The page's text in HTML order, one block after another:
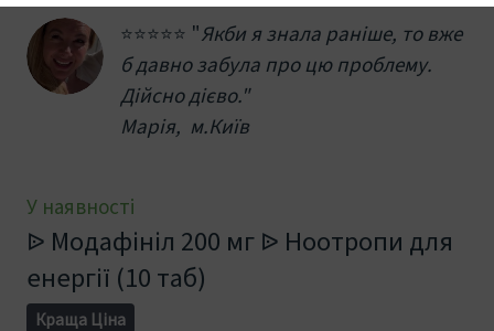
⭐️⭐️⭐️⭐️⭐️ "Якби я знала раніше, то вже
б давно забула про цю проблему.
Дійсно дієво."
Марія,  м.Київ
У наявності
ᐉ Модафініл 200 мг ᐉ Ноотропи для
енергії (10 таб)
Краща Ціна